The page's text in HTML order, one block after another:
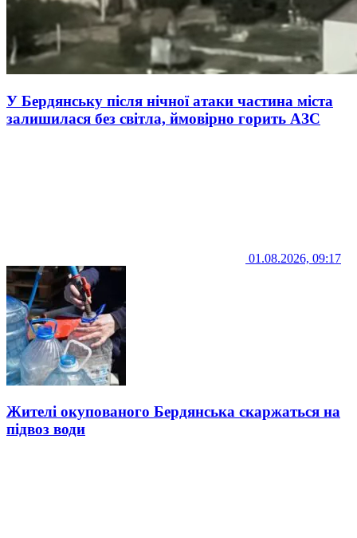
У Бердянську після нічної атаки частина міста
залишилася без світла, ймовірно горить АЗС
01.08.2026, 09:17
Жителі окупованого Бердянська скаржаться на
підвоз води